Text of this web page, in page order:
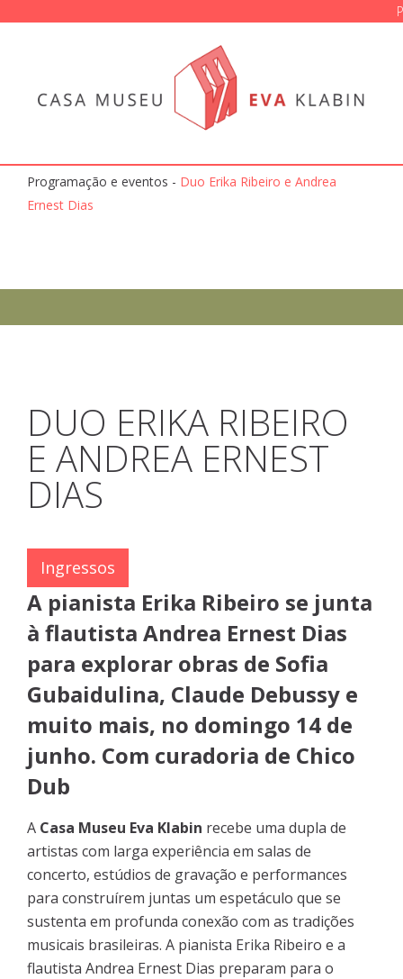
Programação e eventos - Duo Erika Ribeiro e Andrea
Ernest Dias
DUO ERIKA RIBEIRO
E ANDREA ERNEST
DIAS
Ingressos
A pianista Erika Ribeiro se junta
à flautista Andrea Ernest Dias
para explorar obras de Sofia
Gubaidulina, Claude Debussy e
muito mais, no domingo 14 de
junho. Com curadoria de Chico
Dub
A Casa Museu Eva Klabin recebe uma dupla de
artistas com larga experiência em salas de
concerto, estúdios de gravação e performances
para construírem juntas um espetáculo que se
sustenta em profunda conexão com as tradições
musicais brasileiras. A pianista Erika Ribeiro e a
flautista Andrea Ernest Dias preparam para o